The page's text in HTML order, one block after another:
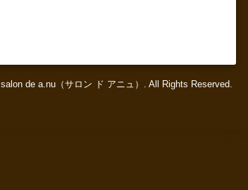
salon de a.nu（サロン ド アニュ） . All Rights Reserved.